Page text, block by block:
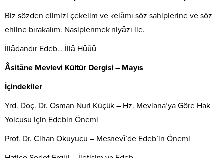
Biz sözden elimizi çekelim ve kelâmı söz sahiplerine ve söz
ehline bırakalım. Nasiplenmek niyâzı ile.
İllâdandır Edeb… İllâ Hûûû
Âsitâne Mevlevi Kültür Dergisi – Mayıs
İçindekiler
Yrd. Doç. Dr. Osman Nuri Küçük – Hz. Mevlana’ya Göre Hak
Yolcusu için Edebin Önemi
Prof. Dr. Cihan Okuyucu – Mesnevî’de Edeb’in Önemi